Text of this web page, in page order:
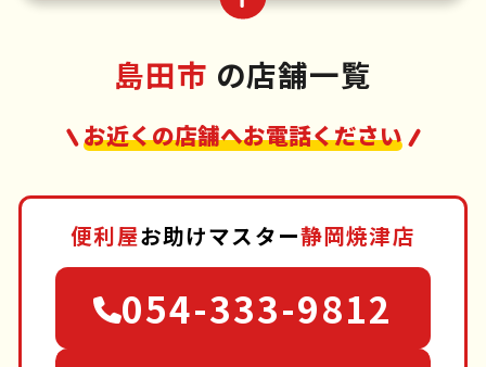
島田市 の店舗一覧
お近くの店舗へお電話ください
便利屋お助けマスター静岡焼津店
054-333-9812